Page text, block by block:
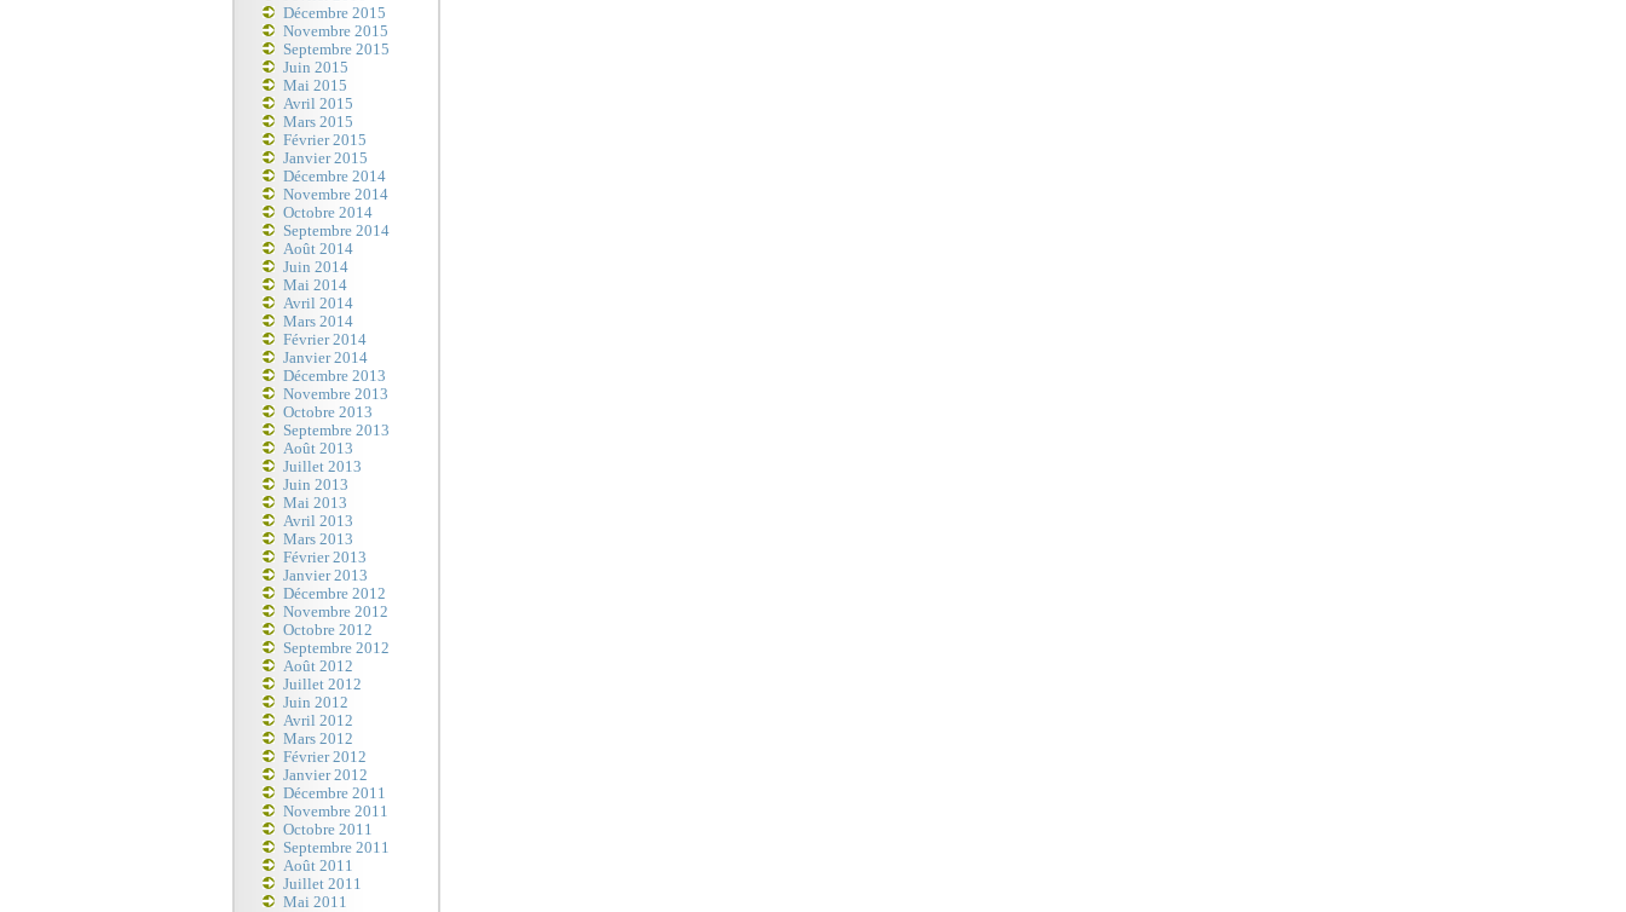
Décembre 2015
Novembre 2015
Septembre 2015
Juin 2015
Mai 2015
Avril 2015
Mars 2015
Février 2015
Janvier 2015
Décembre 2014
Novembre 2014
Octobre 2014
Septembre 2014
Août 2014
Juin 2014
Mai 2014
Avril 2014
Mars 2014
Février 2014
Janvier 2014
Décembre 2013
Novembre 2013
Octobre 2013
Septembre 2013
Août 2013
Juillet 2013
Juin 2013
Mai 2013
Avril 2013
Mars 2013
Février 2013
Janvier 2013
Décembre 2012
Novembre 2012
Octobre 2012
Septembre 2012
Août 2012
Juillet 2012
Juin 2012
Avril 2012
Mars 2012
Février 2012
Janvier 2012
Décembre 2011
Novembre 2011
Octobre 2011
Septembre 2011
Août 2011
Juillet 2011
Mai 2011